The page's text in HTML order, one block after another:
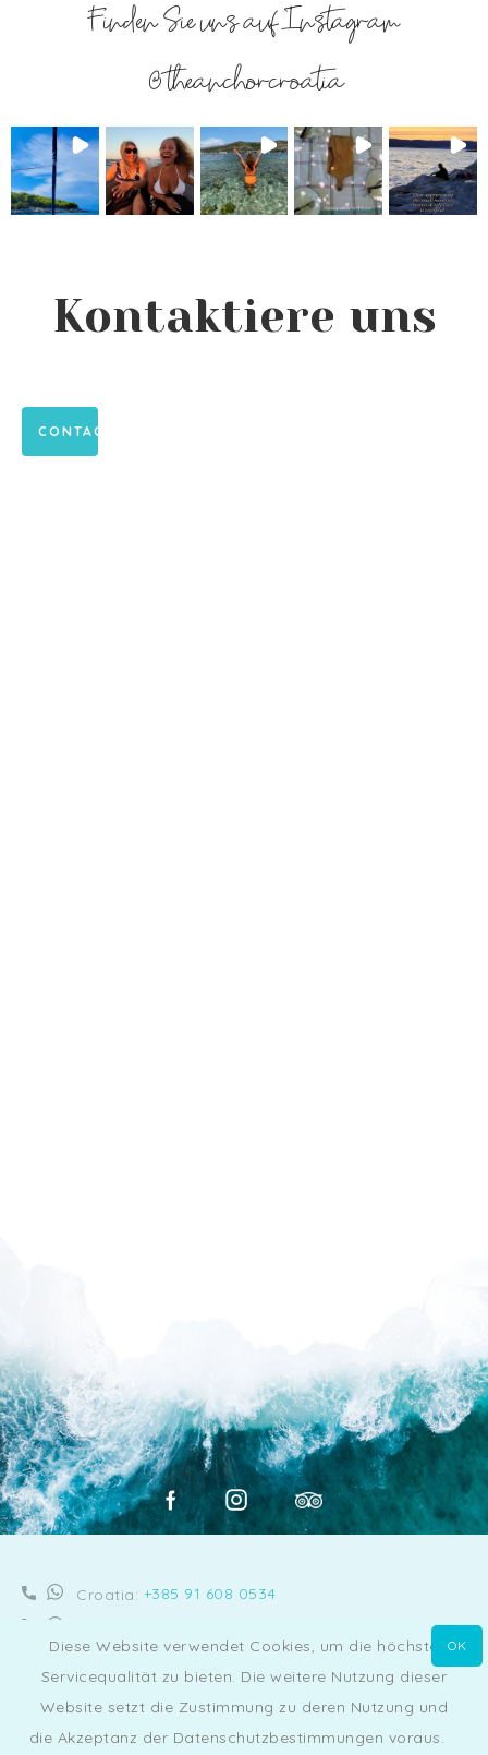
Finden Sie uns auf Instagram
@theanchorcroatia
Kontaktiere uns
CONTACT
Croatia: +385 91 608 0534
DATENSCHUTZRICHTLINIE
NUTZUNGSBEDINGUNGEN
UNSERE PARTNERChat with Us
Diese Website verwendet Cookies, um die höchste
Servicequalität zu bieten. Die weitere Nutzung dieser
Website setzt die Zustimmung zu deren Nutzung und
die Akzeptanz der Datenschutzbestimmungen voraus.
OK